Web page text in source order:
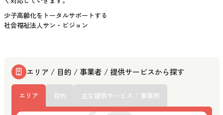
少子高齢化をトータルサポートする
社会福祉法人サン・ビジョン
エリア / 目的 / 事業者 / 提供サービスから探す
エリア 目的 主な提供サービス / 事業所